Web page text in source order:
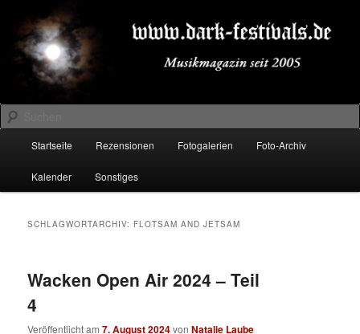
primären
Inhalt
springen
sekundären
Inhalt
springenDARK-FESTIVALS.DE
Suchen
Startseite Rezensionen Fotogalerien Foto-Archiv
Kalender Sonstiges
SCHLAGWORTARCHIV: FLOTSAM AND JETSAM
Wacken Open Air 2024 – Teil
4
Veröffentlicht am7. August 2024vonNatalie Laube